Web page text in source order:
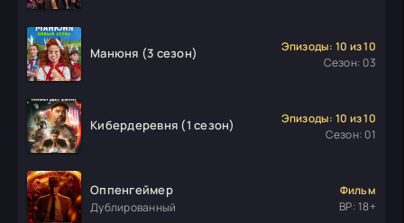
Манюня (3 сезон)
Эпизоды: 10 из 10
Сезон: 03
Кибердеревня (1 сезон)
Эпизоды: 10 из 10
Сезон: 01
Оппенгеймер
Дублированный
Фильм
ВР: 18+